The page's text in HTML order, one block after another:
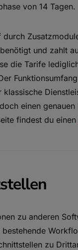
von 14 Tagen.
und zahlt
die Tarife
einen genauen
findest du einen
zu anderen
zu